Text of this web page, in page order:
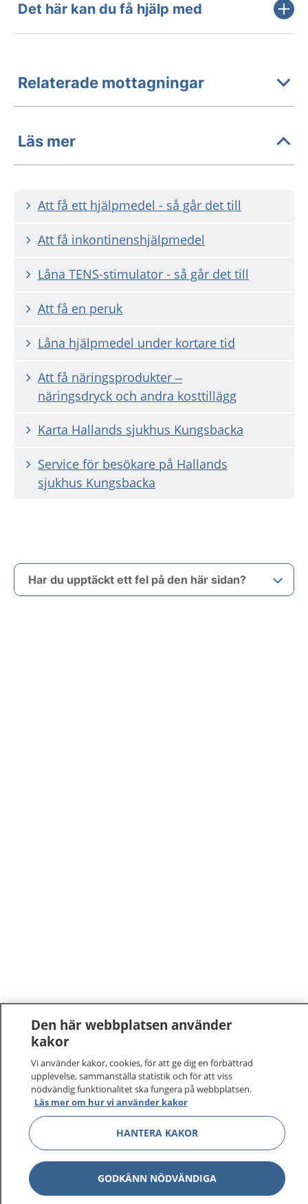
Det här kan du få hjälp med
Relaterade mottagningar
Läs mer
Att få ett hjälpmedel - så går det till
Att få inkontinenshjälpmedel
Låna TENS-stimulator - så går det till
Att få en peruk
Låna hjälpmedel under kortare tid
Att få näringsprodukter –
näringsdryck och andra kosttillägg
Karta Hallands sjukhus Kungsbacka
Service för besökare på Hallands
sjukhus Kungsbacka
Har du upptäckt ett fel på den här sidan?
Den här webbplatsen använder
kakor
Vi använder kakor, cookies, för att ge dig en förbättrad
upplevelse, sammanställa statistik och för att viss
nödvändig funktionalitet ska fungera på webbplatsen.
Läs mer om hur vi använder kakor
HANTERA KAKOR
GODKÄNN NÖDVÄNDIGA